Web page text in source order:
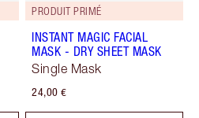
PRODUIT PRIMÉ
INSTANT MAGIC FACIAL
MASK - DRY SHEET MASK
Single Mask
24,00 €